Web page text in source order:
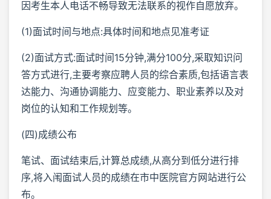
因考生本人电话不畅导致无法联系的视作自愿放弃。
(1)面试时间与地点:具体时间和地点见准考证
(2)面试方式:面试时间15分钟,满分100分,采取知识问
答方式进行,主要考察应聘人员的综合素质,包括语言表
达能力、沟通协调能力、应变能力、职业素养以及对
岗位的认知和工作规划等。
(四)成绩公布
笔试、面试结束后,计算总成绩,从高分到低分进行排
序,将入闱面试人员的成绩在市中医院官方网站进行公
布。